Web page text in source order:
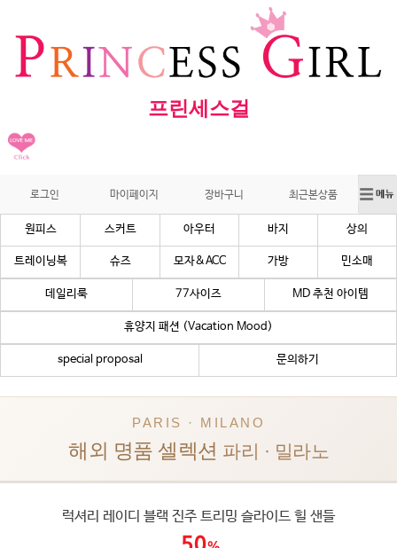
프린세스걸
로그인 마이페이지 장바구니 최근본상품
원피스 스커트 아우터 바지 상의
트레이닝복 슈즈 모자&ACC 가방 민소매
데일리룩 77사이즈 MD 추천 아이템
휴양지 패션 (Vacation Mood)
special proposal 문의하기
PARIS · MILANO
해외 명품 셀렉션 파리 · 밀라노
럭셔리 레이디 블랙 진주 트리밍 슬라이드 힐 샌들